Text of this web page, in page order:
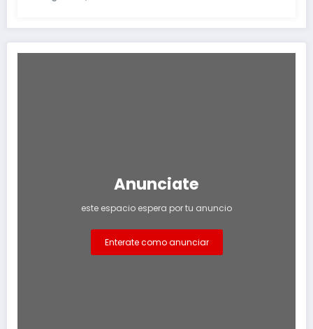
Anunciate
este espacio espera por tu anuncio
Enterate como anunciar